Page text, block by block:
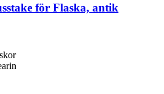
för Flaska, antik